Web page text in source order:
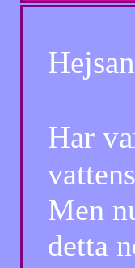
Har
Men
detta